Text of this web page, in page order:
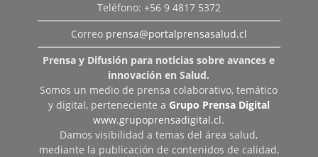
Teléfono: +56 9 4817 5372
Correo prensa@portalprensasalud.cl
Prensa y Difusión para noticias sobre avances e
innovación en Salud.
Somos un medio de prensa colaborativo, temático
y digital, perteneciente a Grupo Prensa Digital
www.grupoprensadigital.cl.
Damos visibilidad a temas del área salud,
mediante la publicación de contenidos de calidad,